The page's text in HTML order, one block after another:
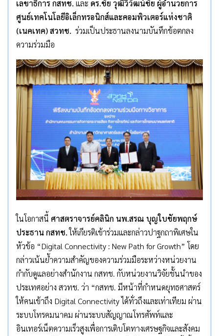
เลขาธิการ กสทช. และ ดร.ชัย วุฒิวิวัฒน์ชัย ผู้อำนวยการ
ศูนย์เทคโนโลยีอิเล็กทรอนิกส์และคอมพิวเตอร์แห่งชาติ
(เนคเทค) สวทช. ร่วมเป็นประธานลงนามบันทึกข้อตกลง
ความร่วมมือ
ในโอกาสนี้ ศาสตราจารย์คลินิก นพ.สรณ บุญใบชัยพฤกษ์
ประธาน กสทช.ให้เกียรติเข้าร่วมและกล่าวปาฐกถาพิเศษใน
หัวข้อ “Digital Connectivity : New Path for Growth” โดย
กล่าวเน้นย้ำความสำคัญของความร่วมมือระหว่างหน่วยงาน
กำกับดูแลอย่างสำนักงาน กสทช. กับหน่วยงานวิจัยชั้นนำของ
ประเทศอย่าง สวทช. ว่า “กสทช. มีหน้าที่กำหนดยุทธศาสตร์
ให้คนเข้าถึง Digital Connectivity ได้ทั่วถึงและเท่าเทียม ผ่าน
ระบบโทรคมนาคม ผ่านระบบสัญญาณโทรศัพท์และ
อินเทอร์เน็ตความเร็วสูงเพื่อการเติบโตทางเศรษฐกิจและสังคม